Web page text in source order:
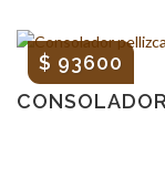
$ 93600